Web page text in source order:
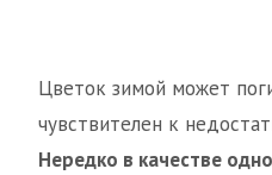
Цветок зимой может
чувствителен к
Нередко в качестве